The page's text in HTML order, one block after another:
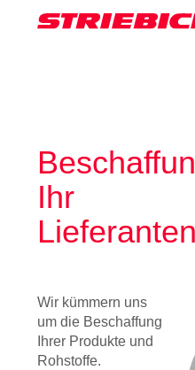
Ihr
Wir kümmern uns
um die Beschaffung
Ihrer Produkte und
Rohstoffe.